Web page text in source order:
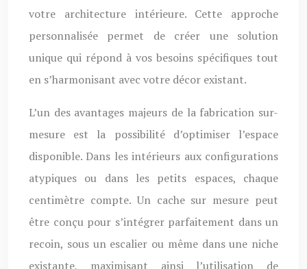
votre architecture intérieure. Cette approche
personnalisée permet de créer une solution
unique qui répond à vos besoins spécifiques tout
en s’harmonisant avec votre décor existant.
L’un des avantages majeurs de la fabrication sur-
mesure est la possibilité d’optimiser l’espace
disponible. Dans les intérieurs aux configurations
atypiques ou dans les petits espaces, chaque
centimètre compte. Un cache sur mesure peut
être conçu pour s’intégrer parfaitement dans un
recoin, sous un escalier ou même dans une niche
existante, maximisant ainsi l’utilisation de